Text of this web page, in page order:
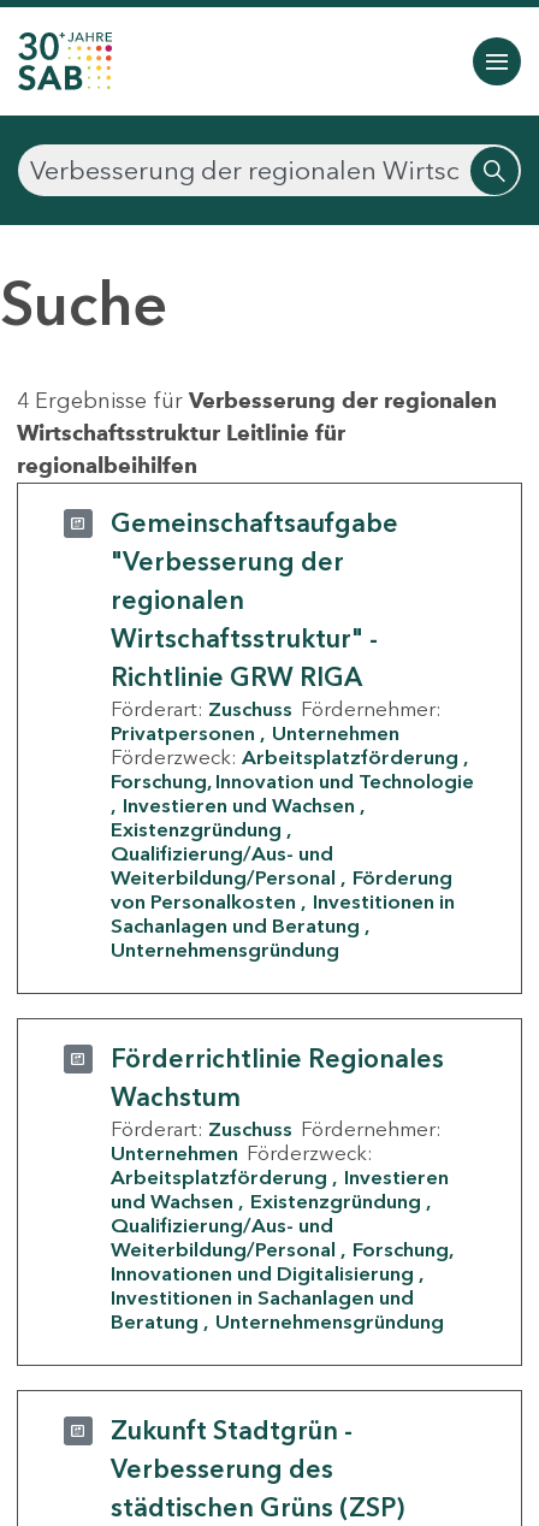
Suche
4 Ergebnisse für Verbesserung der regionalen
Wirtschaftsstruktur Leitlinie für
regionalbeihilfen
Gemeinschaftsaufgabe
"Verbesserung der
regionalen
Wirtschaftsstruktur" -
Richtlinie GRW RIGA
Förderart: Zuschuss Fördernehmer:
Privatpersonen
Unternehmen
Förderzweck: Arbeitsplatzförderung
Forschung, Innovation und Technologie
Investieren und Wachsen
Existenzgründung
Qualifizierung/Aus- und
Weiterbildung/Personal
Förderung
von Personalkosten
Investitionen in
Sachanlagen und Beratung
Unternehmensgründung
Förderrichtlinie Regionales
Wachstum
Förderart: Zuschuss Fördernehmer:
Unternehmen Förderzweck:
Arbeitsplatzförderung
Investieren
und Wachsen
Existenzgründung
Qualifizierung/Aus- und
Weiterbildung/Personal
Forschung,
Innovationen und Digitalisierung
Investitionen in Sachanlagen und
Beratung
Unternehmensgründung
Zukunft Stadtgrün -
Verbesserung des
städtischen Grüns (ZSP)